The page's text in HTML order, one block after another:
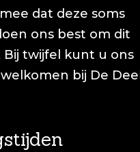
dat deze soms
ons best om dit
Bij twijfel kunt u ons
bij De